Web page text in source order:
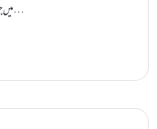
( رمضان) میں جو کوئی کسی عذر کی وجہ سے روزہ نہ رکھے وہ بھی کسی کے سامنے نہ کھائے…